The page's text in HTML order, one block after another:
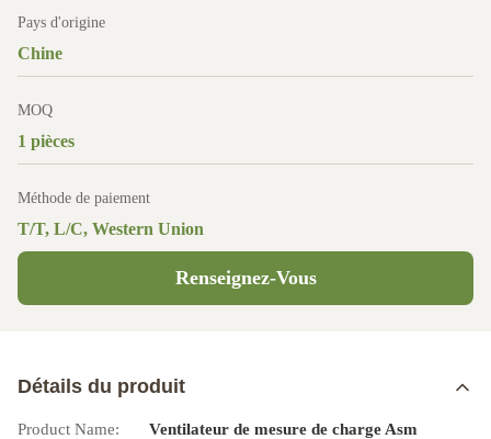
Pays d'origine
Chine
MOQ
1 pièces
Méthode de paiement
T/T, L/C, Western Union
Renseignez-Vous
Détails du produit
Product Name:
Ventilateur de mesure de charge Asm